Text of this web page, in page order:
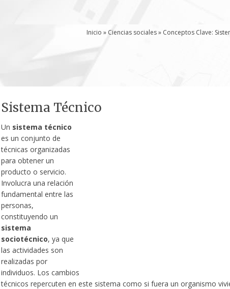
Inicio » Ciencias sociales» Conceptos Clave:
Sistema Técnico
Un sistema técnico
es un conjunto de
técnicas organizadas
para obtener un
producto o servicio.
Involucra una relación
fundamental entre las
personas,
constituyendo un
sistema
sociotécnico, ya que
las actividades son
realizadas por
individuos. Los cambios
técnicos repercuten en este sistema como si fuera un organismo